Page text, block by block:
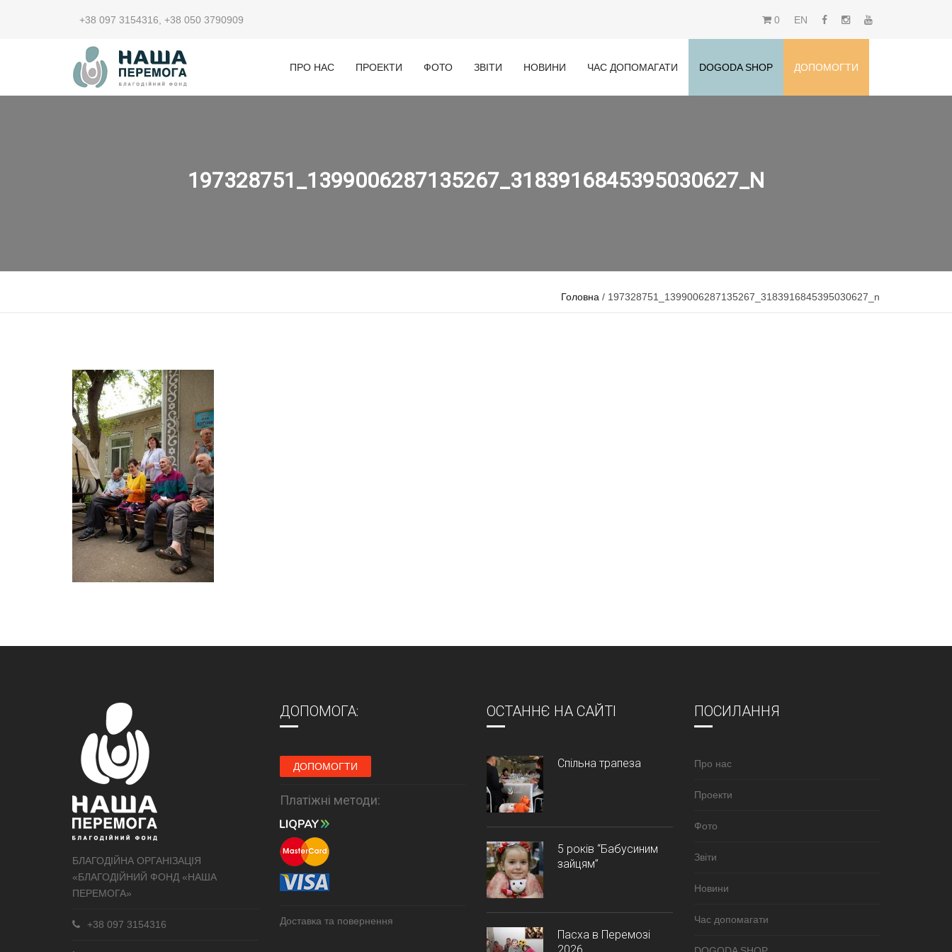
+38 097 3154316 +38 050 3790909 0 EN
ПРО НАС ПРОЕКТИ ФОТО ЗВІТИ НОВИНИ ЧАС ДОПОМАГАТИ DOGODA SHOP ДОПОМОГТИ
197328751_1399006287135267_3183916845395030627_N
Головна / 197328751_1399006287135267_3183916845395030627_n
БЛАГОДІЙНА ОРГАНІЗАЦІЯ
«БЛАГОДІЙНИЙ ФОНД «НАША
ПЕРЕМОГА»
+38 097 3154316
ДОПОМОГА:
ДОПОМОГТИ
Платіжні методи:
Доставка та повернення
ОСТАННЄ НА САЙТІ
Спільна трапеза
5 років “Бабусиним
зайцям”
Пасха в Перемозі
ПОСИЛАННЯ
Про нас
Проекти
Фото
Звіти
Новини
Час допомагати